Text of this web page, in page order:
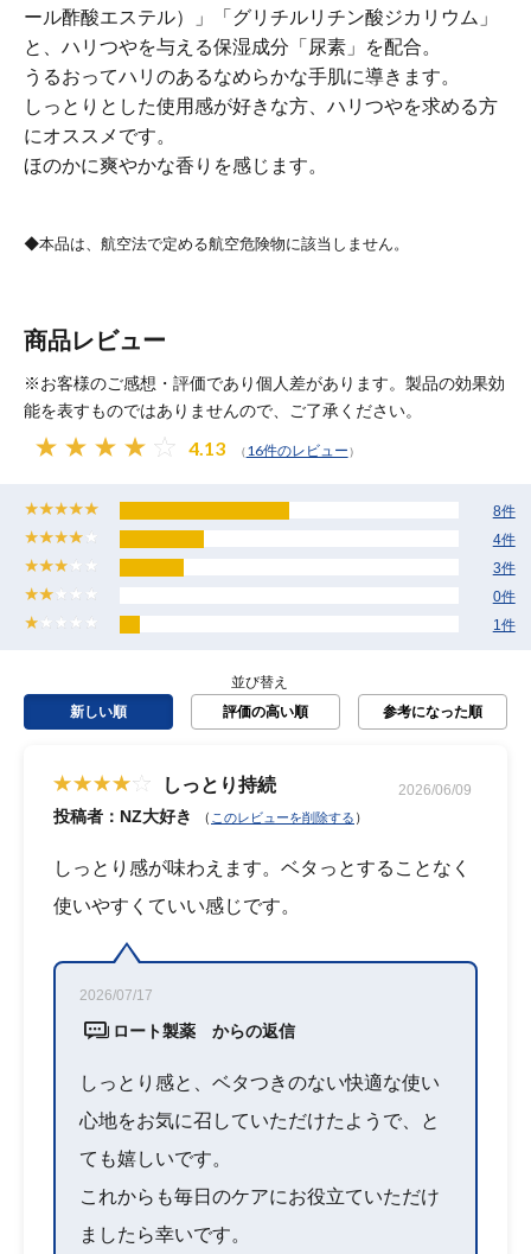
キャンペーンから探す
ール酢酸エステル）」「グリチルリチン酸ジカリウム」
と、ハリつやを与える保湿成分「尿素」を配合。
うるおってハリのあるなめらかな手肌に導きます。
しっとりとした使用感が好きな方、ハリつやを求める方
にオススメです。
ほのかに爽やかな香りを感じます。
◆本品は、航空法で定める航空危険物に該当しません。
商品レビュー
※お客様のご感想・評価であり個人差があります。製品の効果効
能を表すものではありませんので、ご了承ください。
4.13 （16件のレビュー）
8件
4件
3件
0件
1件
並び替え
新しい順
評価の高い順 参考になった順
しっとり持続 2026/06/09
投稿者：NZ大好き （ このレビューを削除する ）
しっとり感が味わえます。ベタっとすることなく
使いやすくていい感じです。
ロート製薬 からの返信
2026/07/17
しっとり感と、ベタつきのない快適な使い
心地をお気に召していただけたようで、と
ても嬉しいです。
これからも毎日のケアにお役立ていただけ
ましたら幸いです。